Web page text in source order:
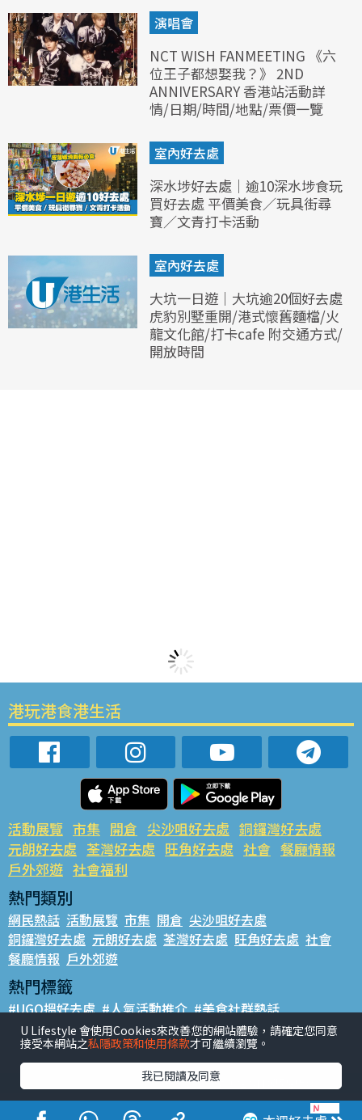
演唱會
NCT WISH FANMEETING 《六
位王子都想娶我？》 2ND
ANNIVERSARY 香港站活動詳
情/日期/時間/地點/票價一覽
室內好去處
深水埗好去處｜逾10深水埗食玩
買好去處 平價美食／玩具街尋
寶／文青打卡活動
室內好去處
大坑一日遊｜大坑逾20個好去處
虎豹別墅重開/港式懷舊麵檔/火
龍文化館/打卡cafe 附交通方式/
開放時間
港玩港食港生活
活動展覽 市集 開倉 尖沙咀好去處 銅鑼灣好去處
元朗好去處 荃灣好去處 旺角好去處 社會 餐廳情報
戶外郊遊 社會福利
熱門類別
網民熱話 活動展覽 市集 開倉 尖沙咀好去處
銅鑼灣好去處 元朗好去處 荃灣好去處 旺角好去處 社會
餐廳情報 戶外郊遊
熱門標籤
#UGO搵好去處 #人氣活動推介 #美食社群熱話
#親子玩樂好去處 #ULifestyle應用程式 #限時搶
#UJetso禮物放送 #ULifestyle商戶中心 #著數
香港經濟日報版權所有©2026
U Lifestyle 會使用Cookies來改善您的網站體驗，請確定您同意
接受本網站之私隱政策和使用條款才可繼續瀏覽。
我已閱讀及同意